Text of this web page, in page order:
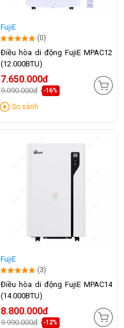
FujiE
(0)
Điều hòa di động FujiE MPAC12
(12.000BTU)
7.650.000đ
9.090.000đ -16%
So sánh
FujiE
(3)
Điều hòa di động FujiE MPAC14
(14.000BTU)
8.800.000đ
9.990.000đ -12%